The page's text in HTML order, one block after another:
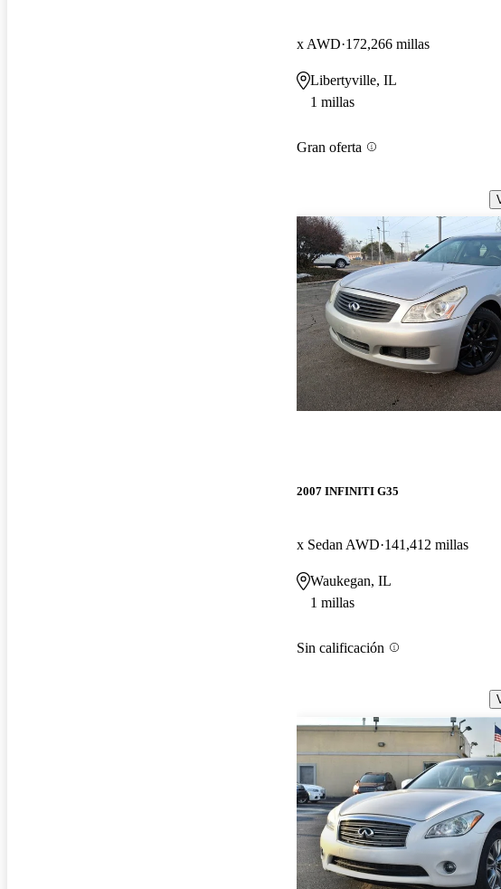
x AWD 172,266 millas
Libertyville, IL
1 millas
Gran oferta
2007 INFINITI G35
x Sedan AWD 141,412 millas
Waukegan, IL
1 millas
Sin calificación